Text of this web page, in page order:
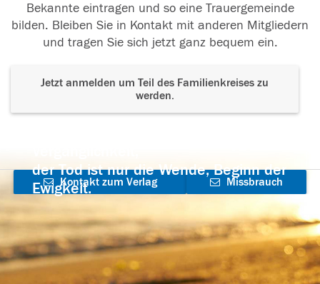
Bekannte eintragen und so eine Trauergemeinde
bilden. Bleiben Sie in Kontakt mit anderen Mitgliedern
und tragen Sie sich jetzt ganz bequem ein.
Jetzt anmelden um Teil des Familienkreises zu
werden.
der Tod ist nur die Wende, Beginn der
Ewigkeit.
Kontakt zum Verlag
aufnehmen
Missbrauch